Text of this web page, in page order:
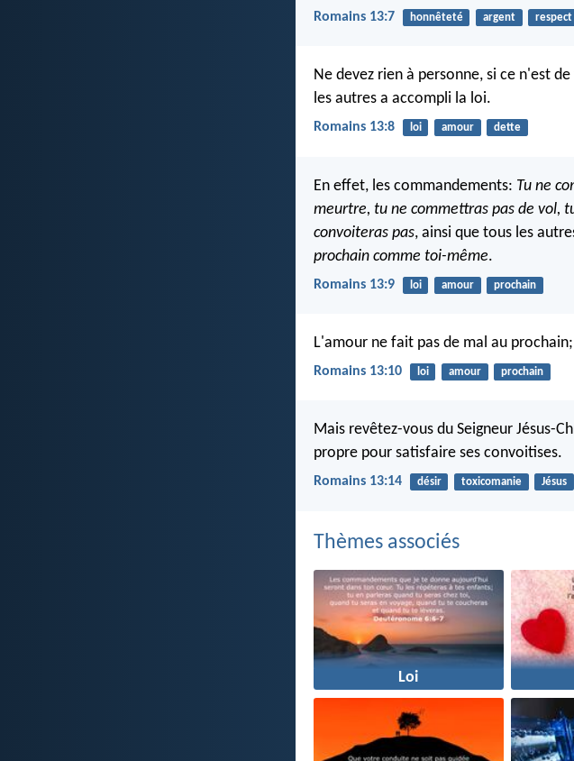
Romains 13:7 honnêteté argent respect
Ne devez rien à personne, si ce n'est
les autres a accompli la loi.
Romains 13:8 loi amour dette
En effet, les commandements: Tu ne
meurtre, tu ne commettras pas de vol,
convoiteras pas, ainsi que tous les
prochain comme toi-même.
Romains 13:9 loi amour prochain
L'amour ne fait pas de mal au
Romains 13:10 loi amour prochain
Mais revêtez-vous du Seigneur Jésus-
propre pour satisfaire ses convoitises.
Romains 13:14 désir toxicomanie Jésus
Thèmes associés
Loi